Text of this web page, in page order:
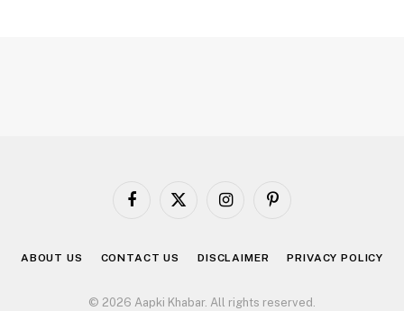
Facebook
X
InstagramPinterest
ABOUT US CONTACT US DISCLAIMER PRIVACY POLICY
© 2026 Aapki Khabar. All rights reserved.